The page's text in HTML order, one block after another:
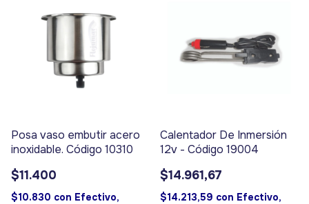
Posa vaso embutir acero
inoxidable. Código 10310
$11.400
$10.830 con Efectivo,
Calentador De Inmersión
12v - Código 19004
$14.961,67
$14.213,59 con Efectivo,